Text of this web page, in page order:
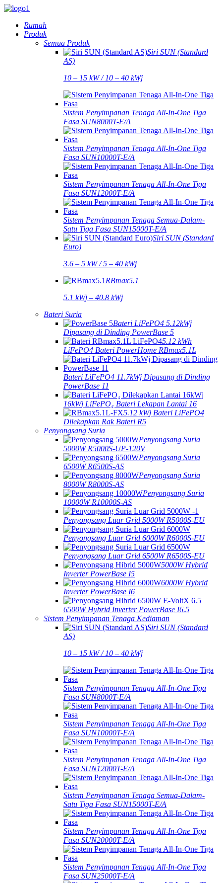
Rumah
Produk
Semua Produk
Siri SUN (Standard
AS)
10 – 15 kW / 10 – 40 kWj
Sistem Penyimpanan Tenaga All-In-One Tiga
Fasa SUN8000T-E/A
Sistem Penyimpanan Tenaga All-In-One Tiga
Fasa SUN10000T-E/A
Sistem Penyimpanan Tenaga All-In-One Tiga
Fasa SUN12000T-E/A
Sistem Penyimpanan Tenaga Semua-Dalam-
Satu Tiga Fasa SUN15000T-E/A
Siri SUN (Standard
Euro)
3.6 – 5 kW / 5 – 40 kWj
RBmax5.1
5.1 kWj – 40.8 kWj
Bateri Suria
Bateri LiFePO4 5.12kWj
Dipasang di Dinding PowerBase 5
5.12 kWh
LiFePO4 Bateri PowerHome RBmax5.1L
Bateri LiFePO4 11.7kWj Dipasang di Dinding
PowerBase 11
16kWj LiFePO₄ Bateri Lekapan Lantai 16
5.12 kWj Bateri LiFePO4
Dilekapkan Rak Bateri R5
Penyongsang Suria
Penyongsang Suria
5000W R5000S-UP-120V
Penyongsang Suria
6500W R6500S-AS
Penyongsang Suria
8000W R8000S-AS
Penyongsang Suria
10000W R10000S-AS
Penyongsang Luar Grid 5000W R5000S-EU
Penyongsang Luar Grid 6000W R6000S-EU
Penyongsang Luar Grid 6500W R6500S-EU
5000W Hybrid
Inverter PowerBase I5
6000W Hybrid
Inverter PowerBase I6
6500W Hybrid Inverter PowerBase I6.5
Sistem Penyimpanan Tenaga Kediaman
Siri SUN (Standard
AS)
10 – 15 kW / 10 – 40 kWj
Sistem Penyimpanan Tenaga All-In-One Tiga
Fasa SUN8000T-E/A
Sistem Penyimpanan Tenaga All-In-One Tiga
Fasa SUN10000T-E/A
Sistem Penyimpanan Tenaga All-In-One Tiga
Fasa SUN12000T-E/A
Sistem Penyimpanan Tenaga Semua-Dalam-
Satu Tiga Fasa SUN15000T-E/A
Sistem Penyimpanan Tenaga All-In-One Tiga
Fasa SUN20000T-E/A
Sistem Penyimpanan Tenaga All-In-One Tiga
Fasa SUN25000T-E/A